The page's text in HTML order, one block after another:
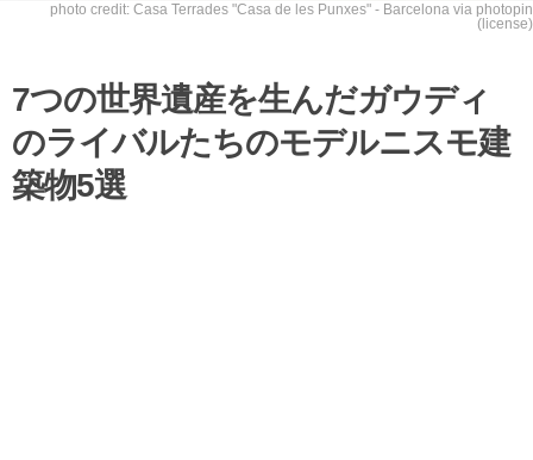
photo credit: Casa Terrades "Casa de les Punxes" - Barcelona via photopin
(license)
7つの世界遺産を生んだガウディ
のライバルたちのモデルニスモ建
築物5選